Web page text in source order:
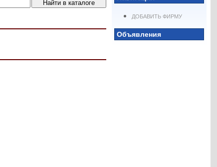
ДОБАВИТЬ ФИРМУ
Объявления